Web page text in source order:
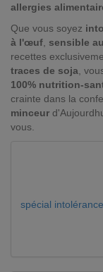
allergies
Que vous soyez
à l'œuf sensible
recettes
traces de soja ,
100% nutrition-
crainte dans la
minceur
vous.
spécial